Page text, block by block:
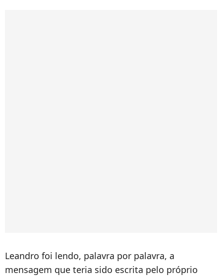
Leandro foi lendo, palavra por palavra, a
mensagem que teria sido escrita pelo próprio